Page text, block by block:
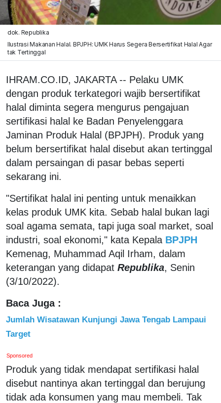
dok. Republika
Ilustrasi Makanan Halal. BPJPH: UMK Harus Segera Bersertifikat Halal Agar
tak Tertinggal
IHRAM.CO.ID, JAKARTA -- Pelaku UMK
dengan produk terkategori wajib bersertifikat
halal diminta segera mengurus pengajuan
sertifikasi halal ke Badan Penyelenggara
Jaminan Produk Halal (BPJPH). Produk yang
belum bersertifikat halal disebut akan tertinggal
dalam persaingan di pasar bebas seperti
sekarang ini.
"Sertifikat halal ini penting untuk menaikkan
kelas produk UMK kita. Sebab halal bukan lagi
soal agama semata, tapi juga soal market, soal
industri, soal ekonomi," kata Kepala BPJPH
Kemenag, Muhammad Aqil Irham, dalam
keterangan yang didapat Republika, Senin
(3/10/2022).
Baca Juga :
Jumlah Wisatawan Kunjungi Jawa Tengab Lampaui
Target
Sponsored
Produk yang tidak mendapat sertifikasi halal
disebut nantinya akan tertinggal dan berujung
tidak ada konsumen yang mau membeli. Tak